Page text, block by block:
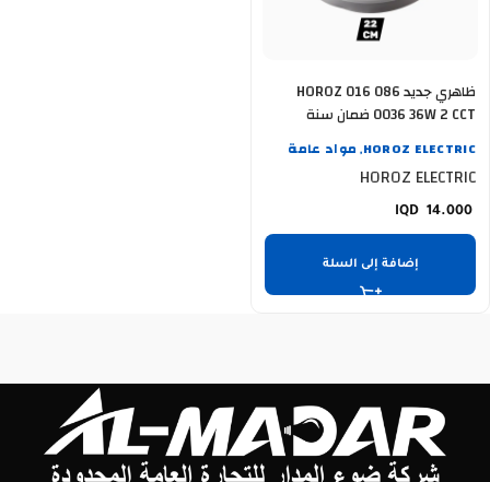
ظاهري جديد HOROZ 016 086
0036 36W 2 CCT ضمان سنة
HOROZ ELECTRIC
, مواد عامة
HOROZ ELECTRIC
14.000
إضافة إلى السلة